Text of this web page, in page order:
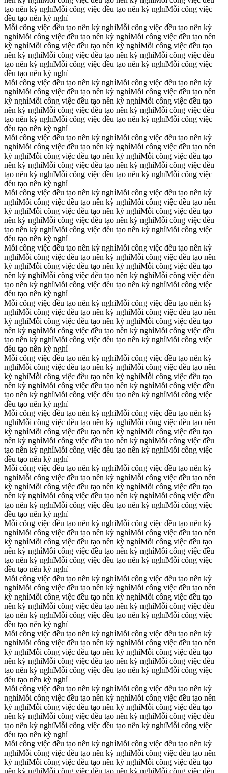
tạo nên kỳ nghỉMỗi công việc đều tạo nên kỳ nghỉMỗi công việc
đều tạo nên kỳ nghỉ
Mỗi công việc đều tạo nên kỳ nghỉMỗi công việc đều tạo nên kỳ
nghỉMỗi công việc đều tạo nên kỳ nghỉMỗi công việc đều tạo nên
kỳ nghỉMỗi công việc đều tạo nên kỳ nghỉMỗi công việc đều tạo
nên kỳ nghỉMỗi công việc đều tạo nên kỳ nghỉMỗi công việc đều
tạo nên kỳ nghỉMỗi công việc đều tạo nên kỳ nghỉMỗi công việc
đều tạo nên kỳ nghỉ
Mỗi công việc đều tạo nên kỳ nghỉMỗi công việc đều tạo nên kỳ
nghỉMỗi công việc đều tạo nên kỳ nghỉMỗi công việc đều tạo nên
kỳ nghỉMỗi công việc đều tạo nên kỳ nghỉMỗi công việc đều tạo
nên kỳ nghỉMỗi công việc đều tạo nên kỳ nghỉMỗi công việc đều
tạo nên kỳ nghỉMỗi công việc đều tạo nên kỳ nghỉMỗi công việc
đều tạo nên kỳ nghỉ
Mỗi công việc đều tạo nên kỳ nghỉMỗi công việc đều tạo nên kỳ
nghỉMỗi công việc đều tạo nên kỳ nghỉMỗi công việc đều tạo nên
kỳ nghỉMỗi công việc đều tạo nên kỳ nghỉMỗi công việc đều tạo
nên kỳ nghỉMỗi công việc đều tạo nên kỳ nghỉMỗi công việc đều
tạo nên kỳ nghỉMỗi công việc đều tạo nên kỳ nghỉMỗi công việc
đều tạo nên kỳ nghỉ
Mỗi công việc đều tạo nên kỳ nghỉMỗi công việc đều tạo nên kỳ
nghỉMỗi công việc đều tạo nên kỳ nghỉMỗi công việc đều tạo nên
kỳ nghỉMỗi công việc đều tạo nên kỳ nghỉMỗi công việc đều tạo
nên kỳ nghỉMỗi công việc đều tạo nên kỳ nghỉMỗi công việc đều
tạo nên kỳ nghỉMỗi công việc đều tạo nên kỳ nghỉMỗi công việc
đều tạo nên kỳ nghỉ
Mỗi công việc đều tạo nên kỳ nghỉMỗi công việc đều tạo nên kỳ
nghỉMỗi công việc đều tạo nên kỳ nghỉMỗi công việc đều tạo nên
kỳ nghỉMỗi công việc đều tạo nên kỳ nghỉMỗi công việc đều tạo
nên kỳ nghỉMỗi công việc đều tạo nên kỳ nghỉMỗi công việc đều
tạo nên kỳ nghỉMỗi công việc đều tạo nên kỳ nghỉMỗi công việc
đều tạo nên kỳ nghỉ
Mỗi công việc đều tạo nên kỳ nghỉMỗi công việc đều tạo nên kỳ
nghỉMỗi công việc đều tạo nên kỳ nghỉMỗi công việc đều tạo nên
kỳ nghỉMỗi công việc đều tạo nên kỳ nghỉMỗi công việc đều tạo
nên kỳ nghỉMỗi công việc đều tạo nên kỳ nghỉMỗi công việc đều
tạo nên kỳ nghỉMỗi công việc đều tạo nên kỳ nghỉMỗi công việc
đều tạo nên kỳ nghỉ
Mỗi công việc đều tạo nên kỳ nghỉMỗi công việc đều tạo nên kỳ
nghỉMỗi công việc đều tạo nên kỳ nghỉMỗi công việc đều tạo nên
kỳ nghỉMỗi công việc đều tạo nên kỳ nghỉMỗi công việc đều tạo
nên kỳ nghỉMỗi công việc đều tạo nên kỳ nghỉMỗi công việc đều
tạo nên kỳ nghỉMỗi công việc đều tạo nên kỳ nghỉMỗi công việc
đều tạo nên kỳ nghỉ
Mỗi công việc đều tạo nên kỳ nghỉMỗi công việc đều tạo nên kỳ
nghỉMỗi công việc đều tạo nên kỳ nghỉMỗi công việc đều tạo nên
kỳ nghỉMỗi công việc đều tạo nên kỳ nghỉMỗi công việc đều tạo
nên kỳ nghỉMỗi công việc đều tạo nên kỳ nghỉMỗi công việc đều
tạo nên kỳ nghỉMỗi công việc đều tạo nên kỳ nghỉMỗi công việc
đều tạo nên kỳ nghỉ
Mỗi công việc đều tạo nên kỳ nghỉMỗi công việc đều tạo nên kỳ
nghỉMỗi công việc đều tạo nên kỳ nghỉMỗi công việc đều tạo nên
kỳ nghỉMỗi công việc đều tạo nên kỳ nghỉMỗi công việc đều tạo
nên kỳ nghỉMỗi công việc đều tạo nên kỳ nghỉMỗi công việc đều
tạo nên kỳ nghỉMỗi công việc đều tạo nên kỳ nghỉMỗi công việc
đều tạo nên kỳ nghỉ
Mỗi công việc đều tạo nên kỳ nghỉMỗi công việc đều tạo nên kỳ
nghỉMỗi công việc đều tạo nên kỳ nghỉMỗi công việc đều tạo nên
kỳ nghỉMỗi công việc đều tạo nên kỳ nghỉMỗi công việc đều tạo
nên kỳ nghỉMỗi công việc đều tạo nên kỳ nghỉMỗi công việc đều
tạo nên kỳ nghỉMỗi công việc đều tạo nên kỳ nghỉMỗi công việc
đều tạo nên kỳ nghỉ
Mỗi công việc đều tạo nên kỳ nghỉMỗi công việc đều tạo nên kỳ
nghỉMỗi công việc đều tạo nên kỳ nghỉMỗi công việc đều tạo nên
kỳ nghỉMỗi công việc đều tạo nên kỳ nghỉMỗi công việc đều tạo
nên kỳ nghỉMỗi công việc đều tạo nên kỳ nghỉMỗi công việc đều
tạo nên kỳ nghỉMỗi công việc đều tạo nên kỳ nghỉMỗi công việc
đều tạo nên kỳ nghỉ
Mỗi công việc đều tạo nên kỳ nghỉMỗi công việc đều tạo nên kỳ
nghỉMỗi công việc đều tạo nên kỳ nghỉMỗi công việc đều tạo nên
kỳ nghỉMỗi công việc đều tạo nên kỳ nghỉMỗi công việc đều tạo
nên kỳ nghỉMỗi công việc đều tạo nên kỳ nghỉMỗi công việc đều
tạo nên kỳ nghỉMỗi công việc đều tạo nên kỳ nghỉMỗi công việc
đều tạo nên kỳ nghỉ
Mỗi công việc đều tạo nên kỳ nghỉMỗi công việc đều tạo nên kỳ
nghỉMỗi công việc đều tạo nên kỳ nghỉMỗi công việc đều tạo nên
kỳ nghỉMỗi công việc đều tạo nên kỳ nghỉMỗi công việc đều tạo
nên kỳ nghỉMỗi công việc đều tạo nên kỳ nghỉMỗi công việc đều
tạo nên kỳ nghỉMỗi công việc đều tạo nên kỳ nghỉMỗi công việc
đều tạo nên kỳ nghỉ
Mỗi công việc đều tạo nên kỳ nghỉMỗi công việc đều tạo nên kỳ
nghỉMỗi công việc đều tạo nên kỳ nghỉMỗi công việc đều tạo nên
kỳ nghỉMỗi công việc đều tạo nên kỳ nghỉMỗi công việc đều tạo